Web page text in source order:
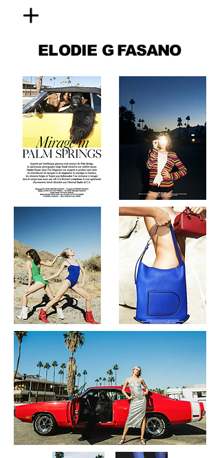
ELODIE G FASANO